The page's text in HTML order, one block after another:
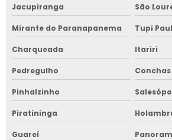
Jacupiranga São
Mirante do Paranapanema Tupi
Charqueada Itariri
Pedregulho Conchas
Pinhalzinho
Piratininga
Guareí